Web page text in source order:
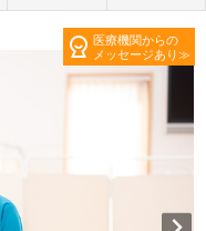
医療機関からの
メッセージあり